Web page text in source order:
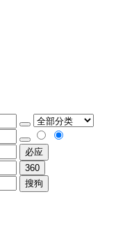
必应
360
搜狗